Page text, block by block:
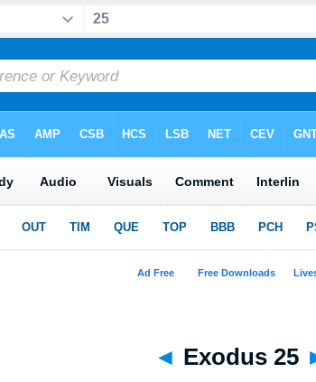
◄ Exodus 25